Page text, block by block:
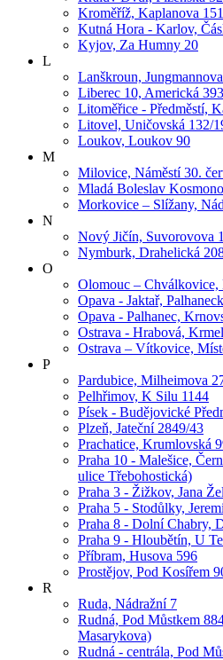
Kroměříž, Kaplanova
Kutná Hora - Karlov,
Kyjov, Za Humny 20
L
Lanškroun, Jungmannova
Liberec 10, Americká 393
Litoměřice - Předměstí,
Litovel, Uničovská 132/
Loukov, Loukov 90
M
Milovice, Náměstí 30.
Mladá Boleslav
Morkovice – Slížany,
N
Nový Jičín, Suvorovova
Nymburk, Drahelická
O
Olomouc – Chválkovice,
Opava - Jaktař,
Opava - Palhanec,
Ostrava - Hrabová,
Ostrava – Vítkovice,
P
Pardubice, Milheimova
Pelhřimov, K Silu 1144
Písek - Budějovické
Plzeň, Jateční 2849/43
Prachatice, Krumlovská
Praha 10 - Malešice,
ulice Třebohostická)
Praha 3 - Žižkov, Jana
Praha 5 - Stodůlky,
Praha 8 - Dolní Chabry,
Praha 9 - Hloubětín, U
Příbram, Husova 596
Prostějov, Pod Kosířem
R
Ruda, Nádražní 7
Rudná, Pod Můstkem
Masarykova)
Rudná - centrála, Pod